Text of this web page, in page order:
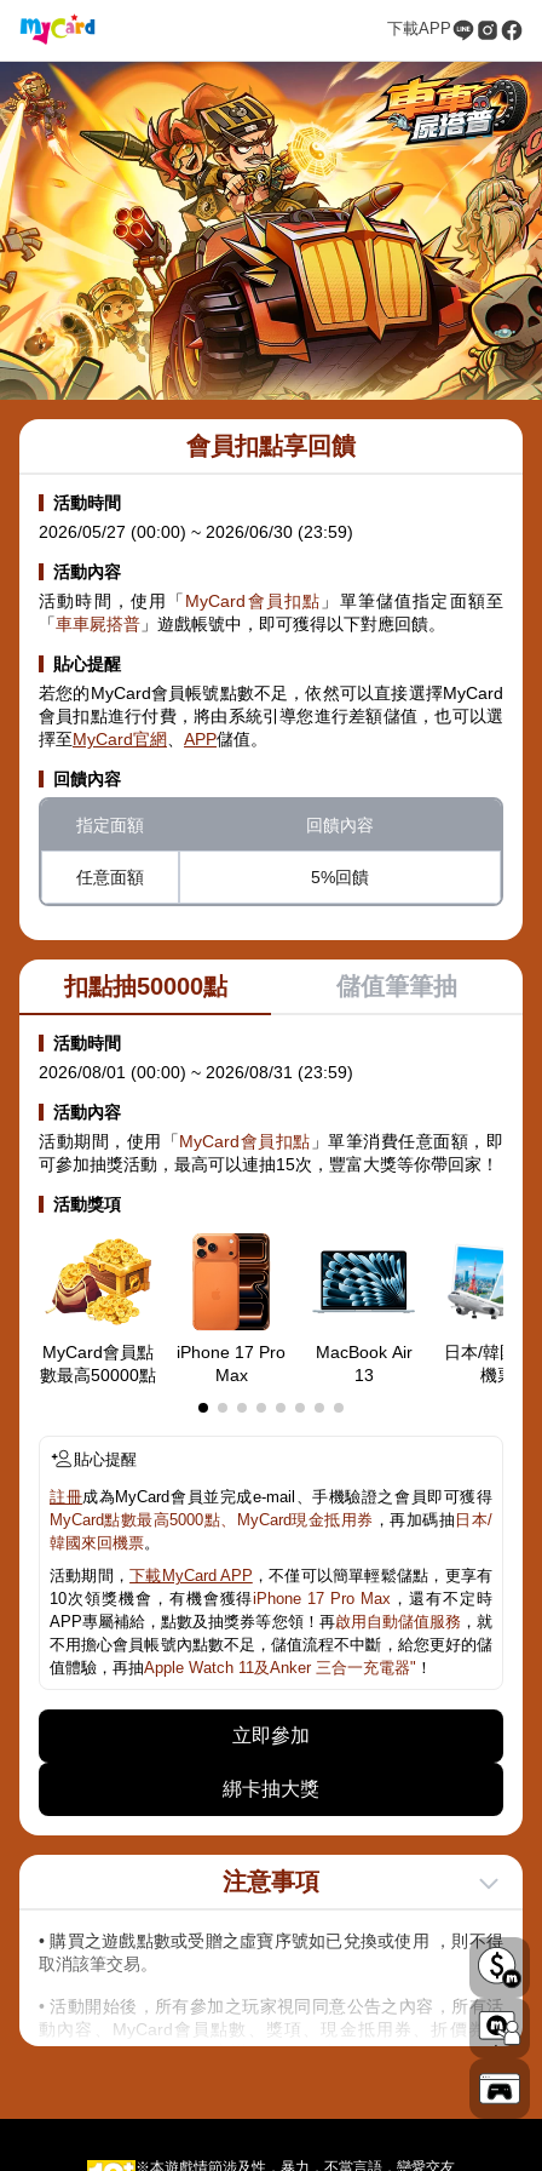
下載APP
會員扣點享回饋
活動時間
2026/05/27 (00:00) ~ 2026/06/30 (23:59)
活動內容
活動時間，使用「 MyCard會員扣點 」單筆儲值指定面額至
「車車屍搭普 」遊戲帳號中，即可獲得以下對應回饋。
貼心提醒
若您的MyCard會員帳號點數不足，依然可以直接選擇MyCard
會員扣點進行付費，將由系統引導您進行差額儲值，也可以選
擇至MyCard官網 APP儲值。
回饋內容
指定面額 回饋內容
任意面額 5%回饋
扣點抽50000點 儲值筆筆抽
活動時間
2026/08/01 (00:00) ~ 2026/08/31 (23:59)
活動內容
活動期間，使用「MyCard會員扣點 」單筆消費任意面額，即
可參加抽獎活動，最高可以連抽15次，豐富大獎等你帶回家！
活動獎項
MyCard會員點
數最高50000點
iPhone 17 Pro
Max
MacBook Air
13
日本/韓國來
機票
貼心提醒
註冊成為MyCard會員並完成e-mail、手機驗證之會員即可獲得
MyCard點數最高5000點、MyCard現金抵用券 ，再加碼抽 日本/
韓國來回機票。
活動期間，下載MyCard APP ，不僅可以簡單輕鬆儲點，更享有
10次領獎機會，有機會獲得iPhone 17 Pro Max ，還有不定時
APP專屬補給，點數及抽獎券等您領！再啟用自動儲值服務，就
不用擔心會員帳號內點數不足，儲值流程不中斷，給您更好的儲
值體驗，再抽Apple Watch 11及Anker 三合一充電器" ！
立即參加
綁卡抽大獎
注意事項
• 購買之遊戲點數或受贈之虛寶序號如已兌換或使用 ，則不得
取消該筆交易。
• 活動開始後，所有參加之玩家視同同意公告之內容，所有活
動內容、MyCard會員點數、獎項、現金抵用券、折價券、
COUPON之發送方式，主辦單位保留以上活動及獎項內容修改
之權利，並有權決定修改、取消、暫停或終止活動及贈送內
※本遊戲情節涉及性，暴力，不當言語，戀愛交友